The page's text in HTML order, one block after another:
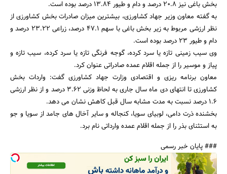
بخش باغی نیز 20.8 درصد و دام و طیور 13.84 درصد بوده است.
به گفته معاون وزیر جهاد کشاورزی، بیشترین میزان صادرات بخش کشاورزی از
نظر ارزشی مربوط به زیر بخش باغی با سهم 47.1 درصد، زراعی 23.22 درصد و
دام و طیور 23 درصد بوده است.
وی سیب زمینی تازه یا سرد کرده، گوجه فرنگی تازه یا سرد کرده، سیب تازه و
پیاز و موسیر را از جمله اقلام عمده صادراتی عنوان کرد.
معاون برنامه ریزی و اقتصادی وزارت جهاد کشاورزی گفت: واردات بخش
کشاورزی تا انتهای دی ماه سال جاری به لحاظ وزنی 3.62 درصد و از نظر ارزشی
1.6 درصد نسبت به مدت مشابه سال قبل کاهش نشان می دهد.
بخشنده ذرت دامی، لوبیای سویا، کنجاله و سایر آخال های جامد از سویا و جو
به استثنای بذر را از جمله اقلام عمده وارداتی نام برد.
### پایان خبر رسمی